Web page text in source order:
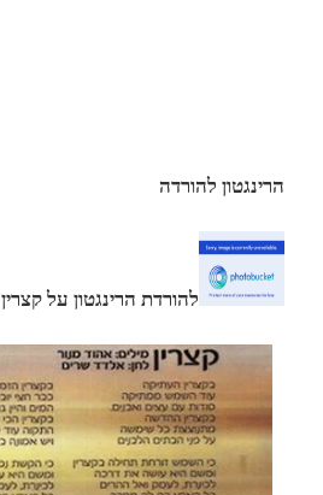
הרינגטון להורדה
להורדת הרינגטון על קצרין